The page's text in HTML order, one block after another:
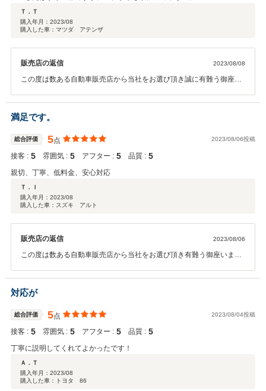
Ｔ．Ｔ
購入年月： 2023/08
購入した車：マツダ アテンザ
販売店の返信 2023/08/08
この度は数ある自動車販売店から当社をお選び頂き誠に有難う御座い
しく思います。今後もS.N様のカーライフを全力でサポートさせて頂
きますのでお気軽にご相談、ご連絡ください。
満足です。
総合評価 5点 2023/08/06投稿
接客 : 5 雰囲気 : 5 アフター : 5 品質 : 5
親切、丁寧、低料金、安心対応
Ｔ．Ｉ
購入年月： 2023/08
購入した車：スズキ アルト
販売店の返信 2023/08/06
この度は数ある自動車販売店から当社をお選び頂き有難う御座いまし
思います。今後も何か御座いましたらスタッフ一同全力でサポートさ
せて頂きますのでお気軽にご連絡頂ければと思います。
対応が
総合評価 5点 2023/08/04投稿
接客 : 5 雰囲気 : 5 アフター : 5 品質 : 5
丁寧に説明してくれてよかったです！
Ａ．Ｔ
購入年月： 2023/08
購入した車：トヨタ 86